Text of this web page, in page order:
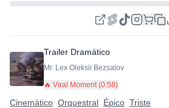
Trailer Dramático
Mr. Lex Oleksii Bezsalov
🔥 Viral Moment (0:58)
Cinemático Orquestral Épico Triste